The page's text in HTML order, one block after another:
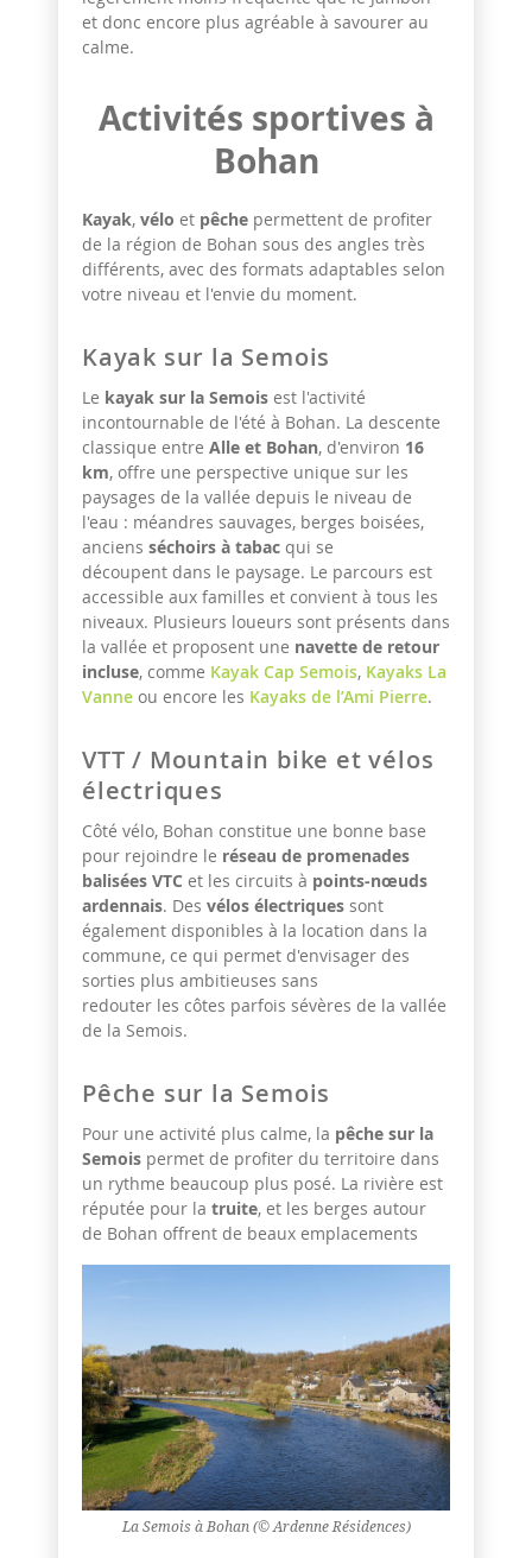
et donc encore plus agréable à savourer au
calme.
Activités sportives à
Bohan
Kayak, vélo et pêche permettent de profiter
de la région de Bohan sous des angles très
différents, avec des formats adaptables selon
votre niveau et l'envie du moment.
Kayak sur la Semois
Le kayak sur la Semois est l'activité
incontournable de l'été à Bohan. La descente
classique entre Alle et Bohan, d'environ 16
km, offre une perspective unique sur les
paysages de la vallée depuis le niveau de
l'eau : méandres sauvages, berges boisées,
anciens séchoirs à tabac qui se
découpent dans le paysage. Le parcours est
accessible aux familles et convient à tous les
niveaux. Plusieurs loueurs sont présents dans
la vallée et proposent une navette de retour
incluse, comme Kayak Cap Semois, Kayaks La
Vanne ou encore les Kayaks de l’Ami Pierre.
VTT / Mountain bike et vélos
électriques
Côté vélo, Bohan constitue une bonne base
pour rejoindre le réseau de promenades
balisées VTC et les circuits à points-nœuds
ardennais. Des vélos électriques sont
également disponibles à la location dans la
commune, ce qui permet d'envisager des
sorties plus ambitieuses sans
redouter les côtes parfois sévères de la vallée
de la Semois.
Pêche sur la Semois
Pour une activité plus calme, la pêche sur la
Semois permet de profiter du territoire dans
un rythme beaucoup plus posé. La rivière est
réputée pour la truite, et les berges autour
de Bohan offrent de beaux emplacements
La Semois à Bohan (© Ardenne Résidences)